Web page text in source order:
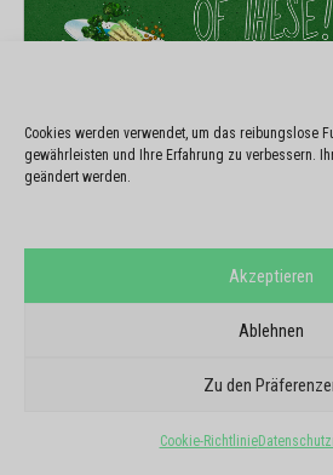
Cookies werden verwendet, um das reibungslose
gewährleisten und Ihre Erfahrung zu verbessern.
geändert werden.
Akzeptieren
Ablehnen
Zu den
Cookie-Richtlinie